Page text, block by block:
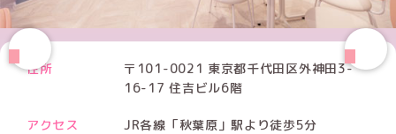
PREV NEXT
Instagramアカウント
Xアカウント
TikTokアカウント
住所
〒101-0021 東京都千代田区外神田3-
16-17 住吉ビル6階
アクセス
JR各線「秋葉原」駅より徒歩5分